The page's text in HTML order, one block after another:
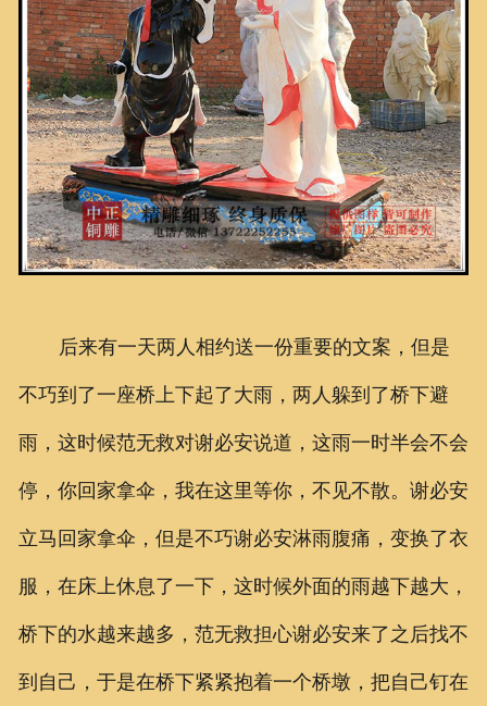
后来有一天两人相约送一份重要的文案，但是
不巧到了一座桥上下起了大雨，两人躲到了桥下避
雨，这时候范无救对谢必安说道，这雨一时半会不会
停，你回家拿伞，我在这里等你，不见不散。谢必安
立马回家拿伞，但是不巧谢必安淋雨腹痛，变换了衣
服，在床上休息了一下，这时候外面的雨越下越大，
桥下的水越来越多，范无救担心谢必安来了之后找不
到自己，于是在桥下紧紧抱着一个桥墩，把自己钉在